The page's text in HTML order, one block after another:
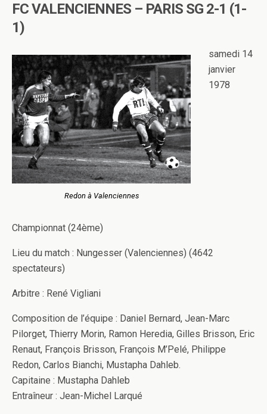
FC VALENCIENNES – PARIS SG 2-1 (1-
1)
Redon à Valenciennes
samedi 14
janvier
1978
Championnat (24ème)
Lieu du match : Nungesser (Valenciennes) (4642
spectateurs)
Arbitre : René Vigliani
Composition de l’équipe : Daniel Bernard, Jean-Marc
Pilorget, Thierry Morin, Ramon Heredia, Gilles Brisson, Eric
Renaut, François Brisson, François M’Pelé, Philippe
Redon, Carlos Bianchi, Mustapha Dahleb.
Capitaine : Mustapha Dahleb
Entraîneur : Jean-Michel Larqué